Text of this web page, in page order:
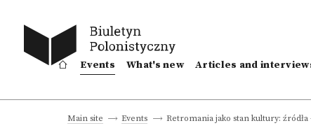
Events What's new Articles and
Main site Events Retromania jako stan kultury: